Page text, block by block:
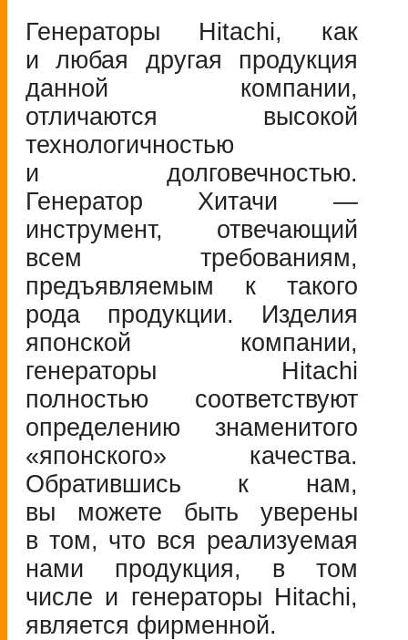
Генераторы Hitachi, как
и любая другая продукция
данной компании,
отличаются высокой
технологичностью
и долговечностью.
Генератор Хитачи —
инструмент, отвечающий
всем требованиям,
предъявляемым к такого
рода продукции. Изделия
японской компании,
генераторы Hitachi
полностью соответствуют
определению знаменитого
«японского» качества.
Обратившись к нам,
вы можете быть уверены
в том, что вся реализуемая
нами продукция, в том
числе и генераторы Hitachi,
является фирменной.